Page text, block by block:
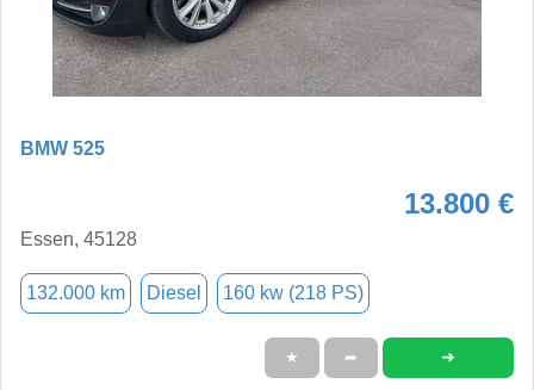
BMW 525
13.800 €
Essen, 45128
132.000 km Diesel 160 kw (218 PS)
★ ➦ ➜